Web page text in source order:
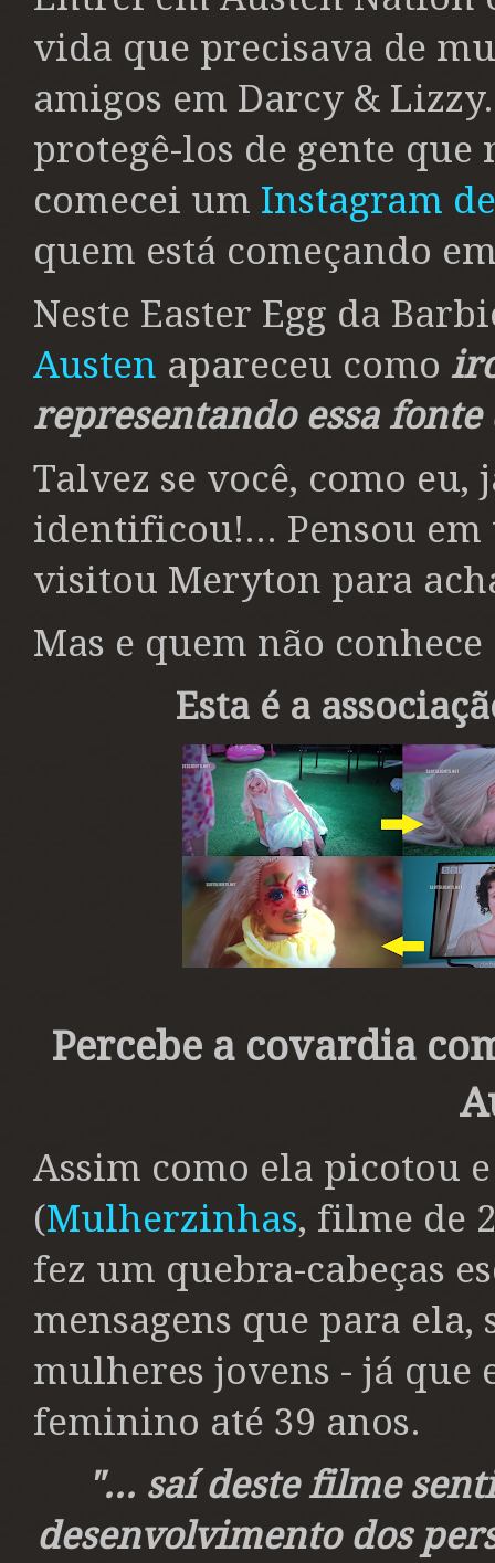
vida que precisava de
amigos em Darcy &
protegê-los de gente que
comecei um Instagram
quem está começando
Neste Easter Egg da
Austen apareceu como
representando essa
Talvez se você, como eu,
identificou!... Pensou em
visitou Meryton para
Mas e quem não conhece
Esta é a
Percebe a covardia
Assim como ela picotou
(Mulherzinhas, filme de
fez um quebra-cabeças
mensagens que para
mulheres jovens - já
feminino até 39 anos.
"... saí deste filme
desenvolvimento dos